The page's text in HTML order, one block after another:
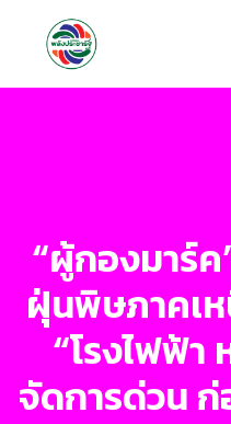
“ผู้กองมาร์
ฝุ่นพิษภาคเ
“โรงไฟฟ้า
จัดการด่วน